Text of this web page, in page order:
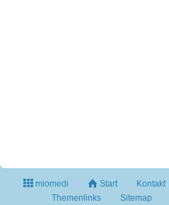
miomedi Start Kontakt
Themenlinks
Sitemap